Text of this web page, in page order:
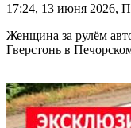
17:24, 13 июня 2026,
Женщина за рулём
Гверстонь в